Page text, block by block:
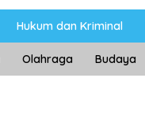
Hukum dan Kriminal
Olahraga Budaya